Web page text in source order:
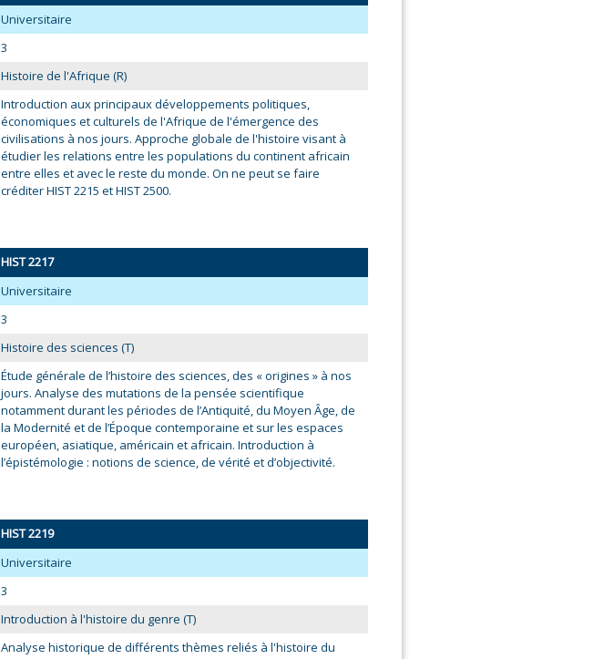
Universitaire
3
Histoire de l'Afrique (R)
Introduction aux principaux développements politiques,
économiques et culturels de l'Afrique de l'émergence des
civilisations à nos jours. Approche globale de l'histoire visant à
étudier les relations entre les populations du continent africain
entre elles et avec le reste du monde. On ne peut se faire
créditer HIST 2215 et HIST 2500.
HIST 2217
Universitaire
3
Histoire des sciences (T)
Étude générale de l’histoire des sciences, des « origines » à nos
jours. Analyse des mutations de la pensée scientifique
notamment durant les périodes de l’Antiquité, du Moyen Âge, de
la Modernité et de l’Époque contemporaine et sur les espaces
européen, asiatique, américain et africain. Introduction à
l’épistémologie : notions de science, de vérité et d’objectivité.
HIST 2219
Universitaire
3
Introduction à l'histoire du genre (T)
Analyse historique de différents thèmes reliés à l'histoire du